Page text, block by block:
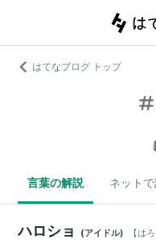
はてなブログ トップ
言葉の解説 ネット
ハロショ (アイドル) 【は